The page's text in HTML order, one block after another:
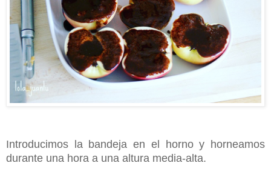
Introducimos la bandeja en el horno y horneamos
durante una hora a una altura media-alta.